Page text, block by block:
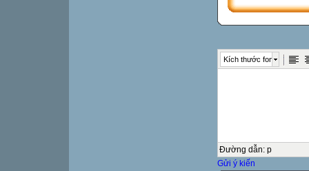
Kích thước font
Đường dẫn: p
Gửi ý kiến